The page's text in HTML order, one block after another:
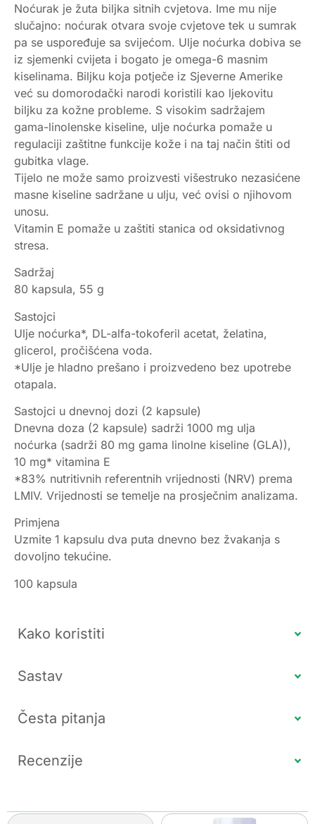
Noćurak je žuta biljka sitnih cvjetova. Ime mu nije
slučajno: noćurak otvara svoje cvjetove tek u sumrak
pa se uspoređuje sa svijećom. Ulje noćurka dobiva se
iz sjemenki cvijeta i bogato je omega-6 masnim
kiselinama. Biljku koja potječe iz Sjeverne Amerike
već su domorodački narodi koristili kao ljekovitu
biljku za kožne probleme. S visokim sadržajem
gama-linolenske kiseline, ulje noćurka pomaže u
regulaciji zaštitne funkcije kože i na taj način štiti od
gubitka vlage.
Tijelo ne može samo proizvesti višestruko nezasićene
masne kiseline sadržane u ulju, već ovisi o njihovom
unosu.
Vitamin E pomaže u zaštiti stanica od oksidativnog
stresa.
Sadržaj
80 kapsula, 55 g
Sastojci
Ulje noćurka*, DL-alfa-tokoferil acetat, želatina,
glicerol, pročišćena voda.
*Ulje je hladno prešano i proizvedeno bez upotrebe
otapala.
Sastojci u dnevnoj dozi (2 kapsule)
Dnevna doza (2 kapsule) sadrži 1000 mg ulja
noćurka (sadrži 80 mg gama linolne kiseline (GLA)),
10 mg* vitamina E
*83% nutritivnih referentnih vrijednosti (NRV) prema
LMIV. Vrijednosti se temelje na prosječnim analizama.
Primjena
Uzmite 1 kapsulu dva puta dnevno bez žvakanja s
dovoljno tekućine.
100 kapsula
Kako koristiti
Sastav
Česta pitanja
Recenzije